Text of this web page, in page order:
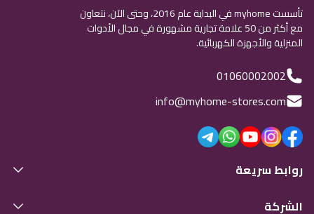
تأسست myhome في البداية عام 2016، وحتى الآن، نتعاون
مع أكثر من 50 علامة تجارية مشهورة في مجال الأدوات
المنزلية والأجهزة الكهربائية.
01060002002
info@myhome-stores.com
روابط سريعة
الشركة